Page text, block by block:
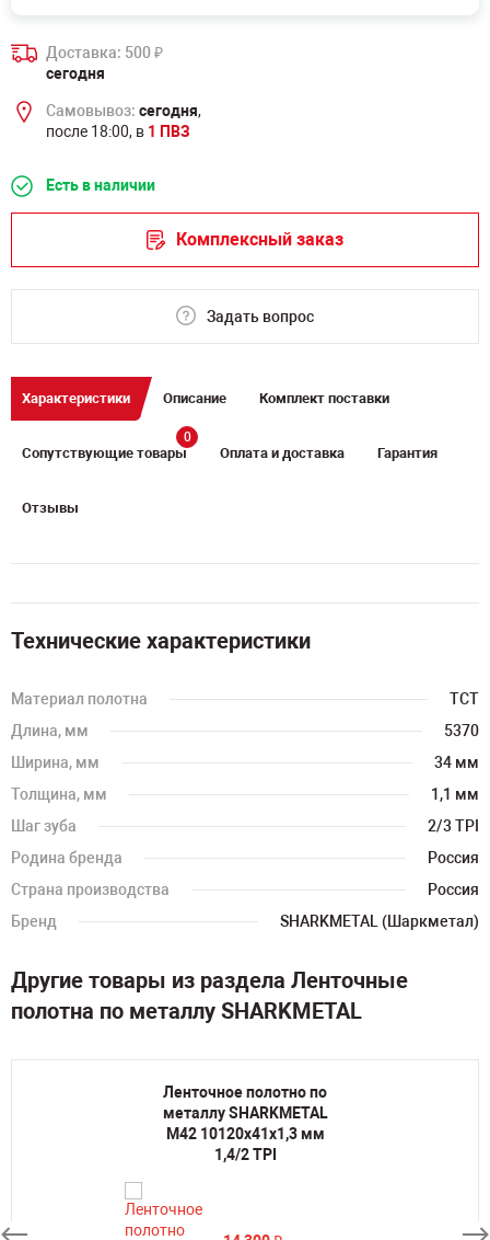
Доставка: 500₽
сегодня
Самовывоз: сегодня,
после 18:00, в 1 ПВЗ
Есть в наличии
Комплексный заказ
Задать вопрос
Характеристики Описание Комплект поставки
Сопутствующие товары
0
Оплата и доставка Гарантия
Отзывы
Технические характеристики
Материал полотна
TCT
Длина, мм
5370
Ширина, мм
34 мм
Толщина, мм
1,1 мм
Шаг зуба
2/3 TPI
Родина бренда
Россия
Страна производства
Россия
Бренд
SHARKMETAL (Шаркметал)
Другие товары из раздела Ленточные
полотна по металлу SHARKMETAL
Ленточное полотно по
металлу SHARKMETAL
M42 10120х41х1,3 мм
1,4/2 TPI